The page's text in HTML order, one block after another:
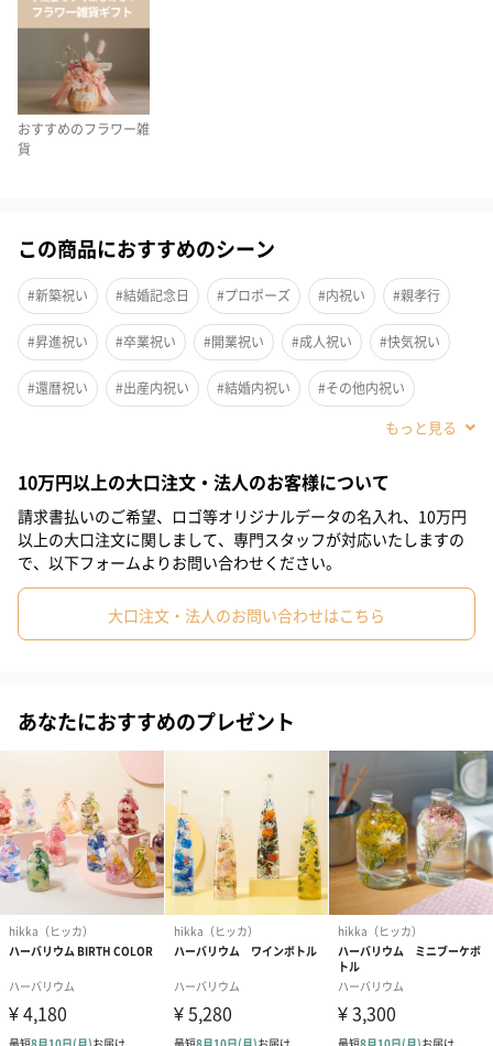
スタイリッシュなスリムボトルの中に、贅沢にドライフラワーと
プリザーブドフラワーを閉じ込めたハーバリウム。摘みたての葉
と花びらの美しい瞬間を、クリア度の高い純正の国内産シリコン
オイル100％に浸すことで、お手入れ無しに、瑞々しいお花の色味
や透明感、浮遊感を長期間お楽しみいただけます。
世界に一つのデザイン
使用しているお花は全て本物です。全工程を手作業で行っている
ので、世界に同じものはひとつとない特別なお品です。お花が美
しく見えるよう小さなハサミを使用し、花びらなど一枚一枚丁寧
に選定しています。詰み込まれた花々は浮き沈みや配置などを、
お手入れ要らずで気軽に贈れる
長期間みずみずしい状態のお花を楽しめ、枯れることがないお花
のインテリアとして生まれました。お手入れが要らないので、気
軽にお花のある生活を取り入れることができます。また、花粉や
臭いがなく虫もこないため、お見舞いや生花の持ち込み禁止の場
所にも飾ることができます。
性別を問わず楽しめるインテリア
おすすめのフラワー雑
貨
この商品におすすめのシーン
#新築祝い #結婚記念日 #プロポーズ #内祝い #親孝行
#昇進祝い #卒業祝い #開業祝い #成人祝い #快気祝い
#還暦祝い #出産内祝い #結婚内祝い #その他内祝い
#米寿祝い
#クリスマス #結婚祝い #出産祝い #母の日 #お祝い
#お礼 #記念日 #パーティー #サプライズ #お中元
#誕生日 #ホワイトデー #敬老の日 #入学祝い
#引っ越し祝い #自分へのご褒美 #退職祝い #送別会
#姪 #娘 #姉 #妹 #彼女 #同僚女性
#20代後半 #30代 #50代 #60代 #70代
#80代 #90代
10万円以上の大口注文・法人のお客様について
請求書払いのご希望、ロゴ等オリジナルデータの名入れ、10万円
以上の大口注文に関しまして、専門スタッフが対応いたしますの
で、以下フォームよりお問い合わせください。
大口注文・法人のお問い合わせはこちら
あなたにおすすめのプレゼント